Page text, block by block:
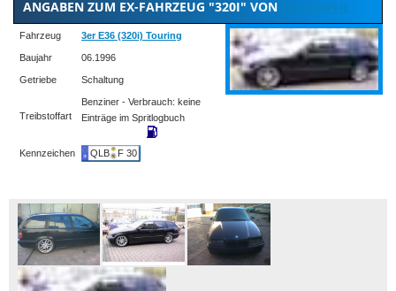
ANGABEN ZUM EX-FAHRZEUG "320I" VON SCHLUMPFIE
Fahrzeug 3er E36 (320i) Touring
Baujahr 06.1996
Getriebe Schaltung
Treibstoffart
Benziner - Verbrauch: keine
Einträge im Spritlogbuch
Kennzeichen QLB F 30